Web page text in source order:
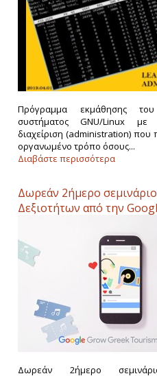
Πρόγραμμα εκμάθησης του
συστήματος GNU/Linux
διαχείριση (administration) που
οργανωμένο τρόπο όσους...
Διαβάστε περισσότερα
Δωρεάν 2ήμερο
Δεξιοτήτων από την
Δωρεάν 2ήμερο